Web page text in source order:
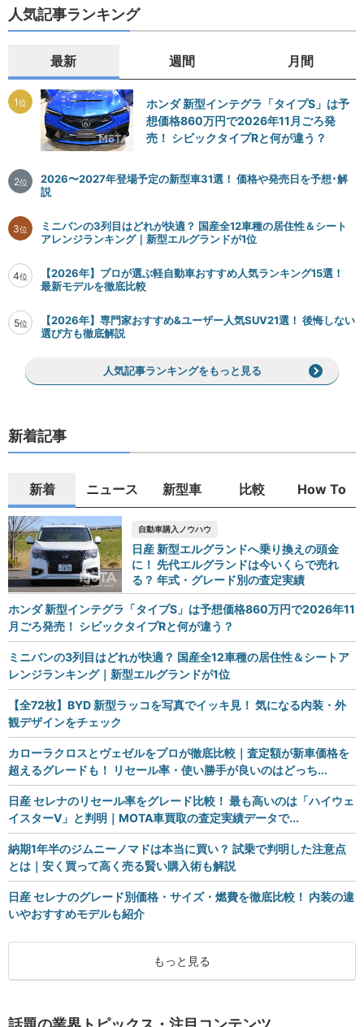
人気記事ランキング
最新 週間 月間
1位
ホンダ 新型インテグラ「タイプS」は予
想価格860万円で2026年11月ごろ発
売！ シビックタイプRと何が違う？
2位
2026〜2027年登場予定の新型車31選！ 価格や発売日を予想･解
説
3位
ミニバンの3列目はどれが快適？ 国産全12車種の居住性＆シート
アレンジランキング｜新型エルグランドが1位
4位
【2026年】プロが選ぶ軽自動車おすすめ人気ランキング15選！
最新モデルを徹底比較
5位
【2026年】専門家おすすめ&ユーザー人気SUV21選！ 後悔しない
選び方も徹底解説
人気記事ランキングをもっと見る
新着記事
新着 ニュース 新型車 比較 How To
自動車購入ノウハウ
日産 新型エルグランドへ乗り換えの頭金
に！ 先代エルグランドは今いくらで売れ
る？ 年式・グレード別の査定実績
ホンダ 新型インテグラ「タイプS」は予想価格860万円で2026年11
月ごろ発売！ シビックタイプRと何が違う？
ミニバンの3列目はどれが快適？ 国産全12車種の居住性＆シートア
レンジランキング｜新型エルグランドが1位
【全72枚】BYD 新型ラッコを写真でイッキ見！ 気になる内装・外
観デザインをチェック
カローラクロスとヴェゼルをプロが徹底比較｜査定額が新車価格を
超えるグレードも！ リセール率・使い勝手が良いのはどっち...
日産 セレナのリセール率をグレード比較！ 最も高いのは「ハイウェ
イスターV」と判明｜MOTA車買取の査定実績データで...
納期1年半のジムニーノマドは本当に買い？ 試乗で判明した注意点
とは｜安く買って高く売る賢い購入術も解説
日産 セレナのグレード別価格・サイズ・燃費を徹底比較！ 内装の違
いやおすすめモデルも紹介
もっと見る